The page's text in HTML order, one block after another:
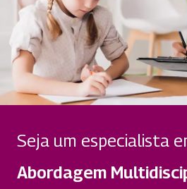
Seja um especialista
Abordagem